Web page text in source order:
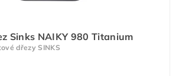
Sinks NAIKY 980 Titanium
dřezy SINKS